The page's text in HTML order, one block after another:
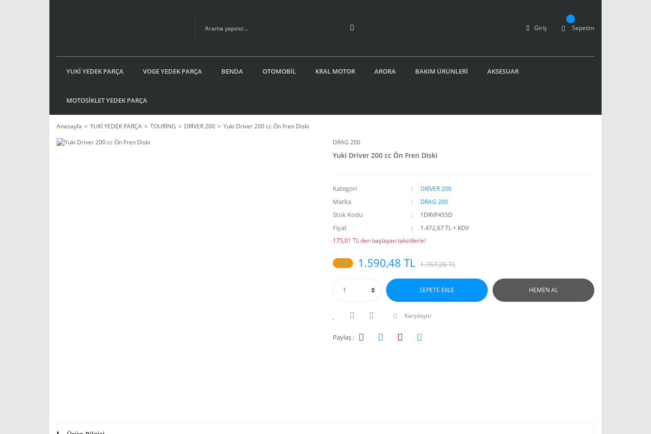
Giriş Sepetim
YUKİ YEDEK PARÇA VOGE YEDEK PARÇA BENDA OTOMOBİL KRAL MOTOR ARORA BAKIM ÜRÜNLERİ AKSESUAR
MOTOSİKLET YEDEK PARÇA
Anasayfa YUKİ YEDEK PARÇA TOURİNG DRİVER 200
Yuki Driver 200 cc Ön Fren Diski
DRAG 200
Yuki Driver 200 cc Ön Fren Diski
Kategori DRİVER 200
Marka DRAG 200
Stok Kodu 1DRVF455D
Fiyat
1.472,67 TL + KDV
175,01 TL den başlayan taksitlerle!
%10 1.590,48 TL 1.767,20 TL
SEPETE EKLE HEMEN AL
Karşılaştır
Paylaş :